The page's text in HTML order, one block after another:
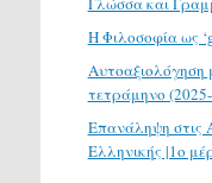
H Φιλοσοφία ως
Αυτοαξιολόγηση
τετράμηνο
Επανάληψη στις
Ελληνικής |1ο